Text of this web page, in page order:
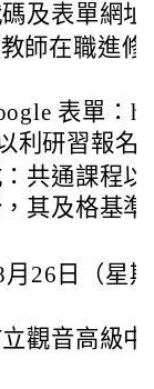
及表單網址
師在職進
表單：
利研習報名
共通課程
其及格基
26日（星
觀音高級